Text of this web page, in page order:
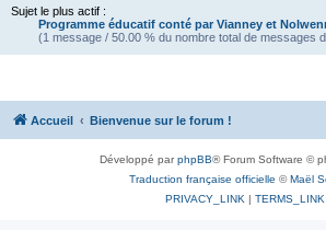
Sujet le plus actif :
Programme éducatif conté par Vianney et
(1 message / 50.00 % du nombre total de messages
Accueil Bienvenue sur le forum !
Développé parphpBB® Forum Software ©
Traduction française officielle ©Maël
PRIVACY_LINK | TERMS_LINK